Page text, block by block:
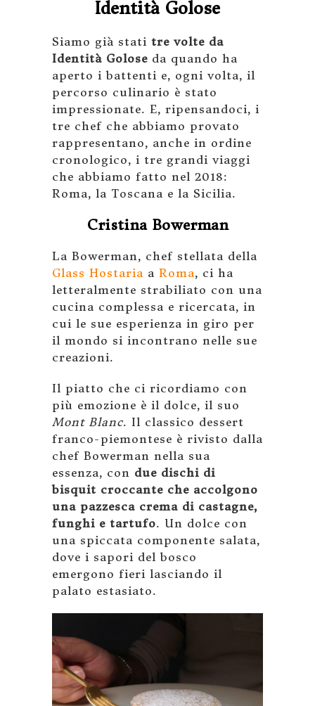
Identità Golose
Siamo già stati tre volte da
Identità Golose da quando ha
aperto i battenti e, ogni volta, il
percorso culinario è stato
impressionate. E, ripensandoci, i
tre chef che abbiamo provato
rappresentano, anche in ordine
cronologico, i tre grandi viaggi
che abbiamo fatto nel 2018:
Roma, la Toscana e la Sicilia.
Cristina Bowerman
La Bowerman, chef stellata della
Glass Hostaria a Roma, ci ha
letteralmente strabiliato con una
cucina complessa e ricercata, in
cui le sue esperienza in giro per
il mondo si incontrano nelle sue
creazioni.
Il piatto che ci ricordiamo con
più emozione è il dolce, il suo
Mont Blanc. Il classico dessert
franco-piemontese è rivisto dalla
chef Bowerman nella sua
essenza, con due dischi di
bisquit croccante che accolgono
una pazzesca crema di castagne,
funghi e tartufo. Un dolce con
una spiccata componente salata,
dove i sapori del bosco
emergono fieri lasciando il
palato estasiato.